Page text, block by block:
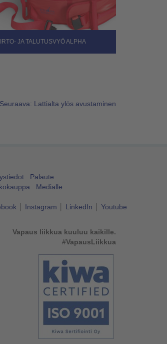
JA TALUTUSVYÖ ALPHA
Lattialta ylös avustaminen
Palaute
Medialle
│ Instagram LinkedIn Youtube
Vapaus liikkua kuuluu kaikille.
#VapausLiikkua